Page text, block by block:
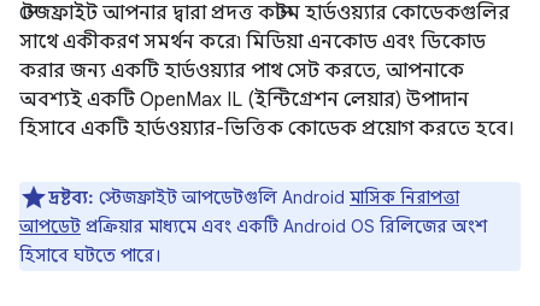
স্টেজফ্রাইট আপনার দ্বারা প্রদত্ত কাস্টম হার্ডওয়্যার কোডেকগুলির
সাথে একীকরণ সমর্থন করে৷ মিডিয়া এনকোড এবং ডিকোড
করার জন্য একটি হার্ডওয়্যার পাথ সেট করতে, আপনাকে
অবশ্যই একটি OpenMax IL (ইন্টিগ্রেশন লেয়ার) উপাদান
হিসাবে একটি হার্ডওয়্যার-ভিত্তিক কোডেক প্রয়োগ করতে হবে।
দ্রষ্টব্য: স্টেজফ্রাইট আপডেটগুলি Android মাসিক নিরাপত্তা
আপডেট প্রক্রিয়ার মাধ্যমে এবং একটি Android OS রিলিজের অংশ
হিসাবে ঘটতে পারে।